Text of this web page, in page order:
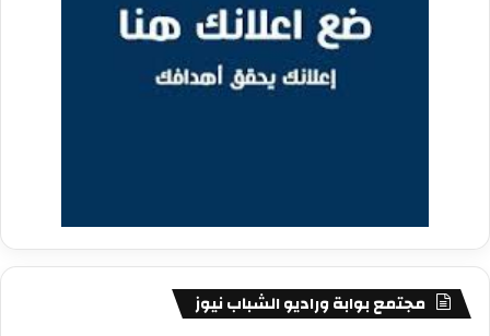
مجتمع بوابة وراديو الشباب نيوز